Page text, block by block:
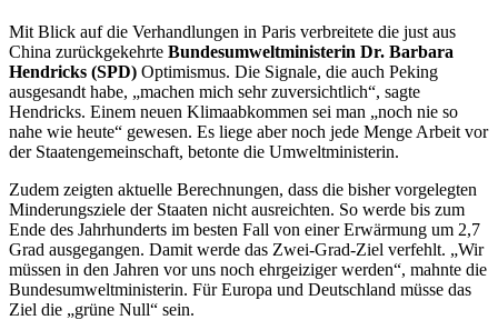
Mit Blick auf die Verhandlungen in Paris verbreitete die just aus
China zurückgekehrte Bundesumweltministerin Dr. Barbara
Hendricks (SPD) Optimismus. Die Signale, die auch Peking
ausgesandt habe, „machen mich sehr zuversichtlich“, sagte
Hendricks. Einem neuen Klimaabkommen sei man „noch nie so
nahe wie heute“ gewesen. Es liege aber noch jede Menge Arbeit vor
der Staatengemeinschaft, betonte die Umweltministerin.
Zudem zeigten aktuelle Berechnungen, dass die bisher vorgelegten
Minderungsziele der Staaten nicht ausreichten. So werde bis zum
Ende des Jahrhunderts im besten Fall von einer Erwärmung um 2,7
Grad ausgegangen. Damit werde das Zwei-Grad-Ziel verfehlt. „Wir
müssen in den Jahren vor uns noch ehrgeiziger werden“, mahnte die
Bundesumweltministerin. Für Europa und Deutschland müsse das
Ziel die „grüne Null“ sein.